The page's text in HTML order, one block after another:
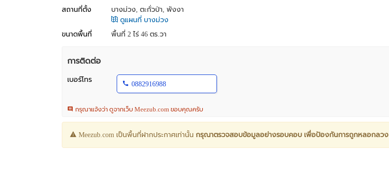
สถานที่ตั้ง
บางม่วง, ตะกั่วป่า, พังงา
ดูแผนที่ บางม่วง
ขนาดพื้นที่
พื้นที่ 2 ไร่ 46 ตร.วา
การติดต่อ
เบอร์โทร
0882916988
กรุณาแจ้งว่า ดูจากเว็บ Meezub.com ขอบคุณครับ
Meezub.com เป็นพื้นที่ฝากประกาศเท่านั้น กรุณาตรวจสอบข้อมูลอย่างรอบคอบ เพื่อป้องกันการถูกหลอกลวง